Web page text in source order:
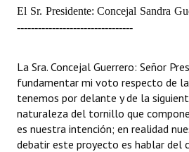
El Sr. Presidente: Concejal Sandra
---------------------------------
La Sra. Concejal Guerrero: Señor
fundamentar mi voto respecto de
tenemos por delante y de la
naturaleza del tornillo que
es nuestra intención; en realidad
debatir este proyecto es hablar